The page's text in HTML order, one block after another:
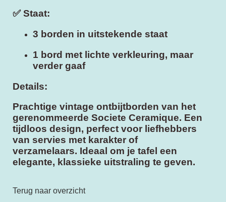
✅Staat:
3 borden in uitstekende staat
1 bord met lichte verkleuring, maar
verder gaaf
Details:
Prachtige vintage ontbijtborden van het
gerenommeerde Societe Ceramique. Een
tijdloos design, perfect voor liefhebbers
van servies met karakter of
verzamelaars. Ideaal om je tafel een
elegante, klassieke uitstraling te geven.
Terug naar overzicht